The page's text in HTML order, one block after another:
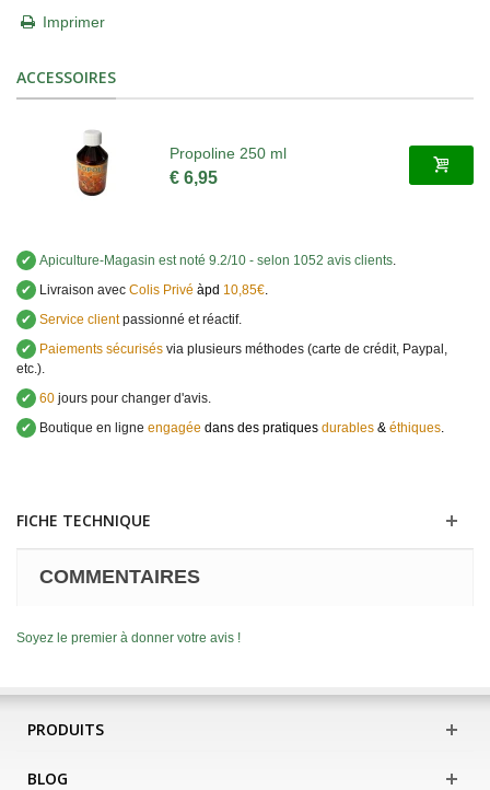
Imprimer
ACCESSOIRES
Propoline 250 ml
€ 6,95
✔ Apiculture-Magasin est noté 9.2/10 - selon 1052 avis clients.
✔
Livraison avec Colis Privé àpd 10,85€.
✔ Service clientpassionné et réactif.
✔
Paiements sécurisés via plusieurs méthodes (carte de crédit, Paypal,
etc.).
✔ 60 jours pour changer d'avis.
✔
Boutique en ligne engagée dans des pratiques durables & éthiques.
FICHE TECHNIQUE
COMMENTAIRES
Soyez le premier à donner votre avis !
PRODUITS
BLOG